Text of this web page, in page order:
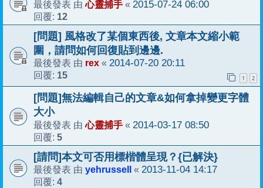
最後發表 由心靈捕手 « 2015-07-24 06:00
回覆: 12
[問題] 風格改了某個東西後, 文章本文縮小範
圍，請問如何回復貼到邊邊.
最後發表 由 rex « 2014-07-20 20:11
回覆: 15 1 2
[問題]無法編輯自己的文章&如何拿掉變更字體
大小
最後發表 由心靈捕手 « 2014-03-17 08:50
回覆: 5
[請問]本文可否用標楷體呈現？{已解決}
最後發表 由 yehrussell « 2013-11-04 14:17
回覆: 4